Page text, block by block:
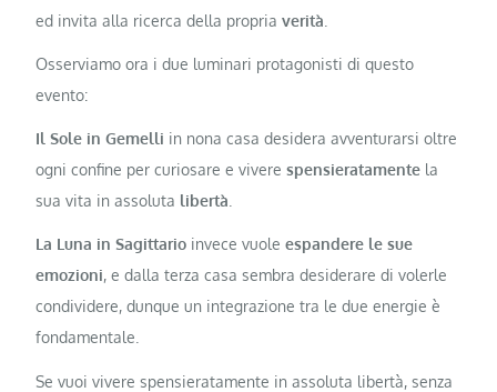
ed invita alla ricerca della propriaverità
Osserviamo ora i due luminari protagonisti di questo
evento:
Il Sole in Gemelli in nona casa desidera avventurarsi oltre
ogni confine per curiosare e viverespensieratamente la
sua vita in assoluta libertà
La Luna in Sagittario invece vuoleespandere le sue
emozioni, e dalla terza casa sembra desiderare di volerle
condividere, dunque un integrazione tra le due energie è
fondamentale.
Se vuoi vivere spensieratamente in assoluta libertà, senza